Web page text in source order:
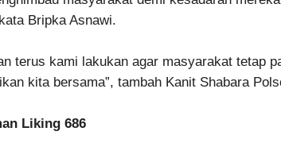
Bripka Asnawi.
terus kami lakukan agar masyarakat tetap
kita bersama”, tambah Kanit Shabara
Liking 686